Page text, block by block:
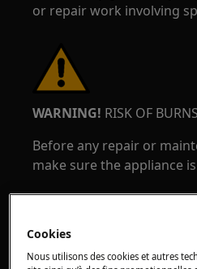
or repair work involving
WARNING! RISK OF BURNS
Before any repair or
make sure the appliance
Cookies
Nous utilisons des cookies et autres